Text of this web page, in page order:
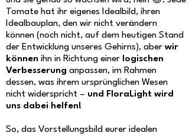
Tomate hat ihr eigenes Idealbild, ihren
Idealbauplan, den wir nicht verändern
können (noch nicht, auf dem heutigen Stand
der Entwicklung unseres Gehirns), aber wir
können ihn in Richtung einer logischen
Verbesserung anpassen, im Rahmen
dessen, was ihrem ursprünglichen Wesen
nicht widerspricht – und FloraLight wird
uns dabei helfen!
So, das Vorstellungsbild eurer idealen